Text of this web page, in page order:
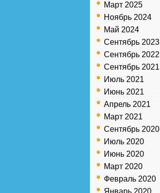
Март 2025
Ноябрь 2024
Май 2024
Сентябрь 2023
Сентябрь 2022
Сентябрь 2021
Июль 2021
Июнь 2021
Апрель 2021
Март 2021
Сентябрь 2020
Июль 2020
Июнь 2020
Март 2020
Февраль 2020
Январь 2020